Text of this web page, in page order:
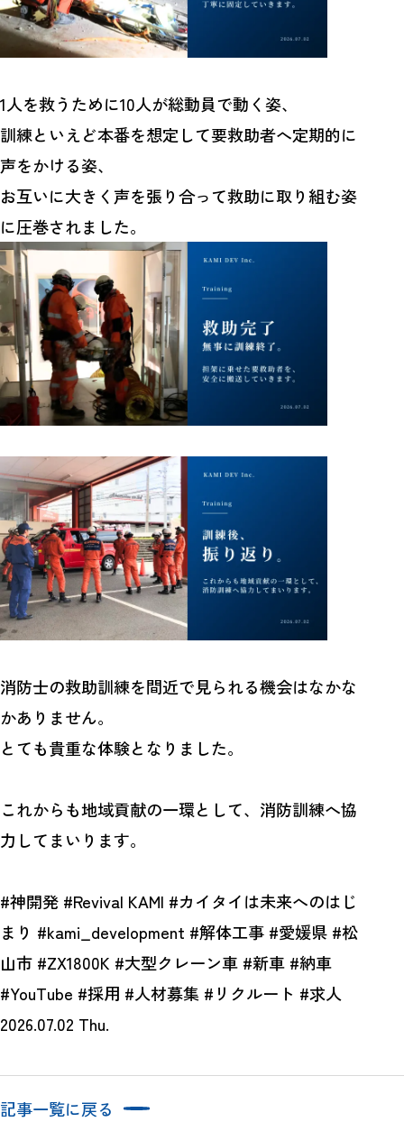
1人を救うために10人が総動員で動く姿、
訓練といえど本番を想定して要救助者へ定期的に
声をかける姿、
お互いに大きく声を張り合って救助に取り組む姿
に圧巻されました。
消防士の救助訓練を間近で見られる機会はなかな
かありません。
とても貴重な体験となりました。
これからも地域貢献の一環として、消防訓練へ協
力してまいります。
#神開発 #Revival KAMI #カイタイは未来へのはじ
まり #kami_development #解体工事 #愛媛県 #松
山市 #ZX1800K #大型クレーン車 #新車 #納車
#YouTube #採用 #人材募集 #リクルート #求人
2026.07.02 Thu.
記事一覧に戻る